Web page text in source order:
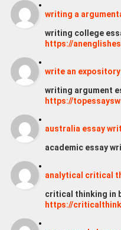
writing a
writing college
https://
write an
writing argument
https://
australia essay
academic essay
analytical critical
critical thinking in
https://